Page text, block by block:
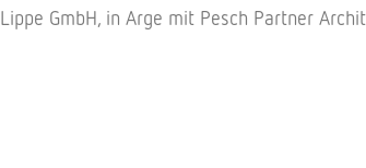
GmbH, in Arge mit Pesch Part­ner